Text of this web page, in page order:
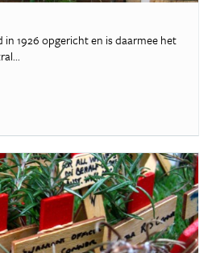
in 1926 opgericht en is daarmee het